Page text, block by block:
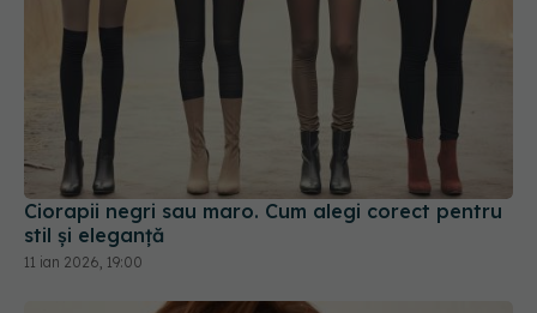
Ciorapii negri sau maro. Cum alegi corect pentru
stil și eleganță
11 ian 2026, 19:00